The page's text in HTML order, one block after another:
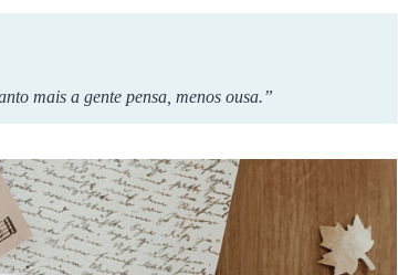
mais a gente pensa, menos ousa.”